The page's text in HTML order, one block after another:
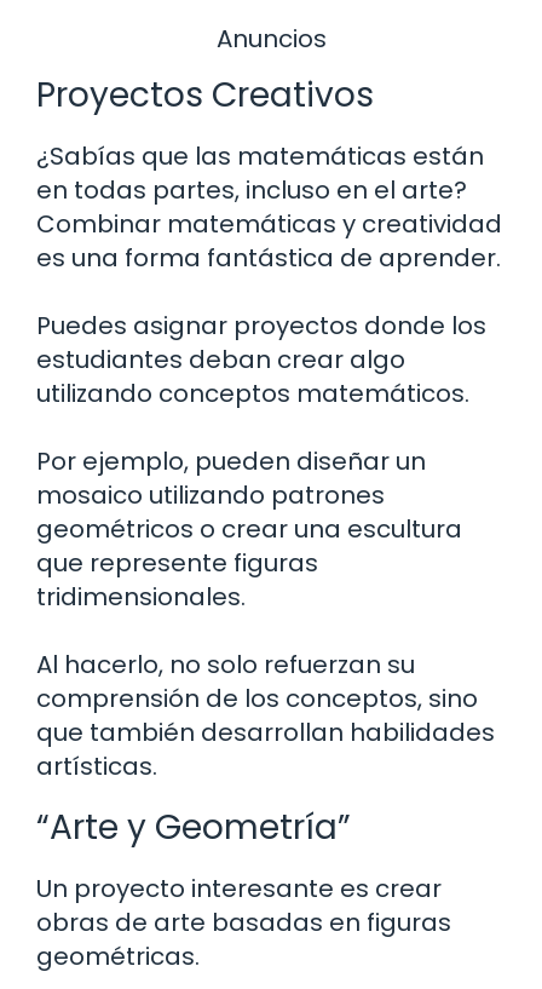
Anuncios
Proyectos Creativos
¿Sabías que las matemáticas están
en todas partes, incluso en el arte?
Combinar matemáticas y creatividad
es una forma fantástica de aprender.
Puedes asignar proyectos donde los
estudiantes deban crear algo
utilizando conceptos matemáticos.
Por ejemplo, pueden diseñar un
mosaico utilizando patrones
geométricos o crear una escultura
que represente figuras
tridimensionales.
Al hacerlo, no solo refuerzan su
comprensión de los conceptos, sino
que también desarrollan habilidades
artísticas.
“Arte y Geometría”
Un proyecto interesante es crear
obras de arte basadas en figuras
geométricas.